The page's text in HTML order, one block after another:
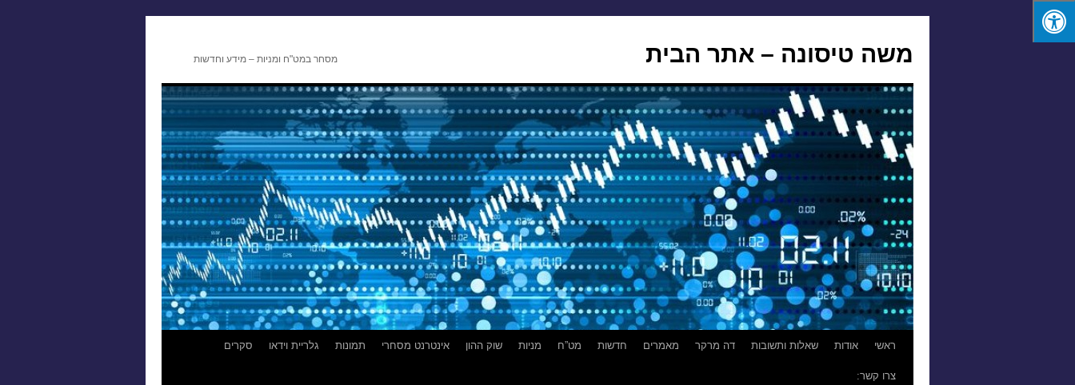
משה טיסונה – אתר הבית מסחר במט"ח ומניות – מידע וחדשות
לדלג
לתוכן
ראשי אודות שאלות ותשובות דה מרקר מאמרים חדשות מט”ח מניות שוק ההון אינטרנט מסחרי תמונות גלריית וידאו סקרים
צרו קשר: